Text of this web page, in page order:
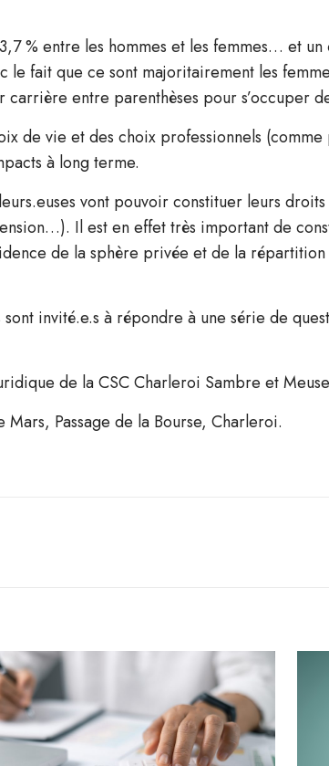
% entre les hommes et les femmes… et
fait que ce sont majoritairement les
entre parenthèses pour s’occuper
de vie et des choix professionnels
à long terme.
vont pouvoir constituer leurs
Il est en effet très important de
de la sphère privée et de la
invité.e.s à répondre à une série de
de la CSC Charleroi Sambre et
Passage de la Bourse, Charleroi.